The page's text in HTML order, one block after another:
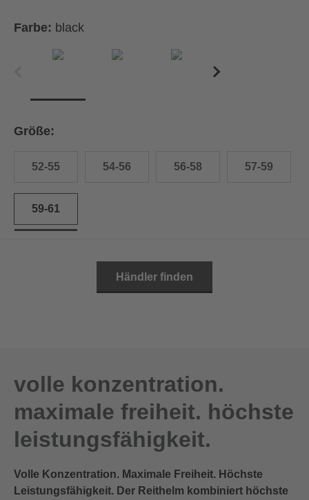
Farbe: black
Größe:
52-55 54-56 56-58 57-59
59-61
Händler finden
volle konzentration.
maximale freiheit. höchste
leistungsfähigkeit.
Volle Konzentration. Maximale Freiheit. Höchste
Leistungsfähigkeit. Der Reithelm kombiniert höchste